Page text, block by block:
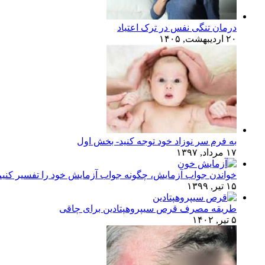
درمان تنگی نفس در ترک اعتیاد
۲۰ اردیبهشت, ۱۴۰۵
به فرم سر نوزاد خود توجه کنید- بخش اول
۱۷ مرداد, ۱۳۹۷
خواندن جواب آزمایش، چگونه جواب آزمایش خود را تفسیر
۱۵ تیر, ۱۳۹۹
طریقه مصرف قرص سیپروهپتادین برای چاقی
۵ تیر, ۱۴۰۲